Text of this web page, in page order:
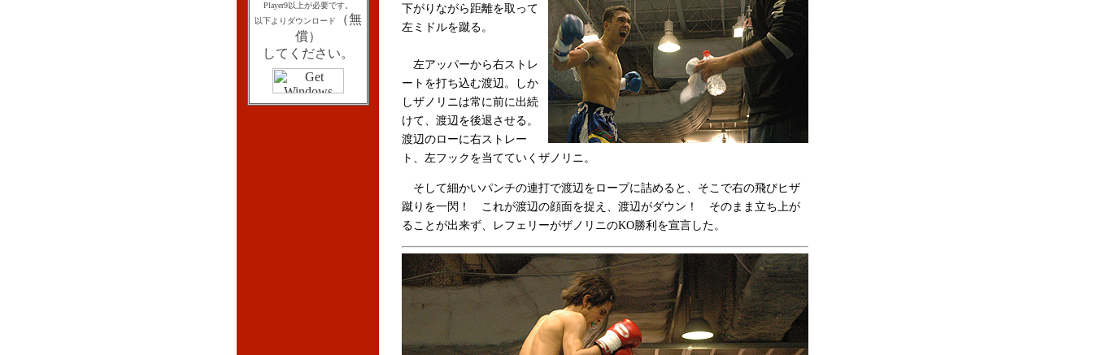
Player9以上が必要です。
以下よりダウンロード
（無
償）
してください。
下がりながら距離を取って
左ミドルを蹴る。
左アッパーから右ストレ
ートを打ち込む渡辺。しか
しザノリニは常に前に出続
けて、渡辺を後退させる。
渡辺のローに右ストレー
ト、左フックを当てていくザノリニ。
そして細かいパンチの連打で渡辺をロープに詰めると、そこで右の飛びヒザ
蹴りを一閃！ これが渡辺の顔面を捉え、渡辺がダウン！ そのまま立ち上が
ることが出来ず、レフェリーがザノリニのKO勝利を宣言した。